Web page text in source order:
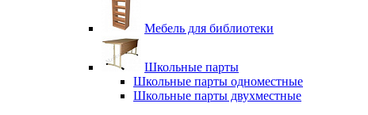
Мебель для библиотеки
Школьные парты
Школьные парты одноместные
Школьные парты двухместные